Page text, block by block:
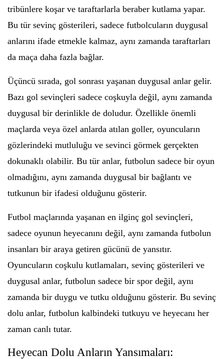
tribünlere koşar ve taraftarlarla beraber kutlama yapar.
Bu tür sevinç gösterileri, sadece futbolcuların duygusal
anlarını ifade etmekle kalmaz, aynı zamanda taraftarları
da maça daha fazla bağlar.
Üçüncü sırada, gol sonrası yaşanan duygusal anlar gelir.
Bazı gol sevinçleri sadece coşkuyla değil, aynı zamanda
duygusal bir derinlikle de doludur. Özellikle önemli
maçlarda veya özel anlarda atılan goller, oyuncuların
gözlerindeki mutluluğu ve sevinci görmek gerçekten
dokunaklı olabilir. Bu tür anlar, futbolun sadece bir oyun
olmadığını, aynı zamanda duygusal bir bağlantı ve
tutkunun bir ifadesi olduğunu gösterir.
Futbol maçlarında yaşanan en ilginç gol sevinçleri,
sadece oyunun heyecanını değil, aynı zamanda futbolun
insanları bir araya getiren gücünü de yansıtır.
Oyuncuların coşkulu kutlamaları, sevinç gösterileri ve
duygusal anlar, futbolun sadece bir spor değil, aynı
zamanda bir duygu ve tutku olduğunu gösterir. Bu sevinç
dolu anlar, futbolun kalbindeki tutkuyu ve heyecanı her
zaman canlı tutar.
Heyecan Dolu Anların Yansımaları: